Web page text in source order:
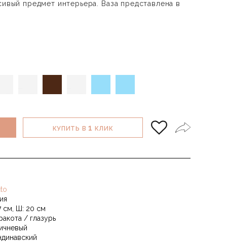
предмет интерьера. Ваза представлена в
КУПИТЬ В1 КЛИК
см, Ш: 20 см
/ глазурь